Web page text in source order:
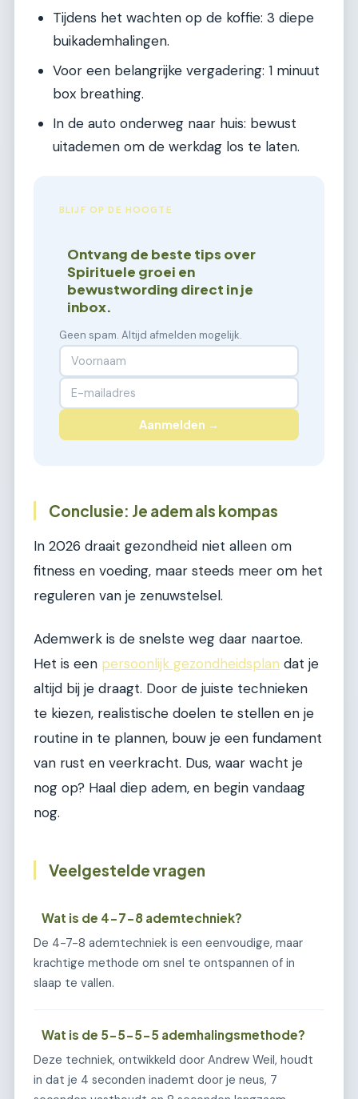
Tijdens het wachten op de koffie: 3 diepe
buikademhalingen.
Voor een belangrijke vergadering: 1 minuut
box breathing.
In de auto onderweg naar huis: bewust
uitademen om de werkdag los te laten.
BLIJF OP DE HOOGTE
Ontvang de beste tips over
Spirituele groei en
bewustwording direct in je
inbox.
Geen spam. Altijd afmelden mogelijk.
Aanmelden →
Conclusie: Je adem als kompas
In 2026 draait gezondheid niet alleen om
fitness en voeding, maar steeds meer om het
reguleren van je zenuwstelsel.
Ademwerk is de snelste weg daar naartoe.
Het is een persoonlijk gezondheidsplan dat je
altijd bij je draagt. Door de juiste technieken
te kiezen, realistische doelen te stellen en je
routine in te plannen, bouw je een fundament
van rust en veerkracht. Dus, waar wacht je
nog op? Haal diep adem, en begin vandaag
nog.
Veelgestelde vragen
Wat is de 4-7-8 ademtechniek?
De 4-7-8 ademtechniek is een eenvoudige, maar
krachtige methode om snel te ontspannen of in
slaap te vallen.
Wat is de 5-5-5-5 ademhalingsmethode?
Deze techniek, ontwikkeld door Andrew Weil, houdt
in dat je 4 seconden inademt door je neus, 7